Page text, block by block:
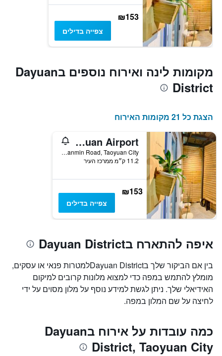
₪153
צפייה בדילים
מקומות לינה ואירוח נוספים בDayuan
District
הצגת כל 21 מקומות האירוח
Backpackers' Hostel Taoyuan Airport
No. 12, Lane.106, Section.2, Sanmin Road, Taoyuan City, טייוואן
11.2 ק״מ ממרכז העיר
₪153
צפייה בדילים
איפה להתארח בDayuan District
בין אם הביקור שלך בDayuan Districtלמטרות פנאי או עסקים,
מומלץ להתמש במפה כדי למצוא מלונות קרובים למיקום
האידיאלי שלך. ניתן לגשת למידע נוסף על מלון מסוים על ידי
לחיצה על שם המלון במפה.
כמה עובדות על אירוח בDayuan
District, Taoyuan City